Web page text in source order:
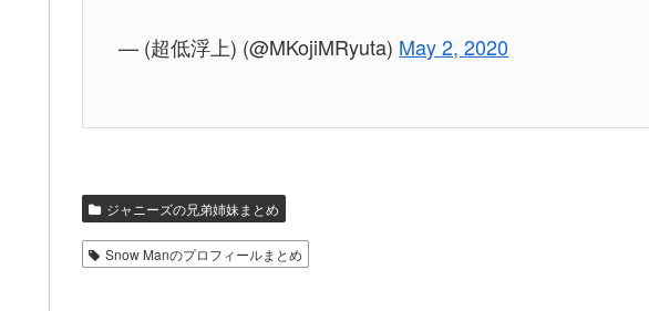
— (超低浮上) (@MKojiMRyuta) May 2, 2020
ジャニーズの兄弟姉妹まとめ
Snow Manのプロフィールまとめ